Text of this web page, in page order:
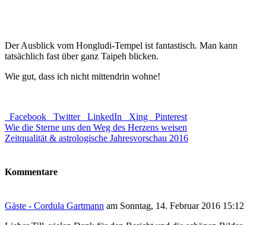
Der Ausblick vom Hongludi-Tempel ist fantastisch. Man kann
tatsächlich fast über ganz Taipeh blicken.
Wie gut, dass ich nicht mittendrin wohne!
Facebook Twitter LinkedIn Xing
Pinterest
Wie die Sterne uns den Weg des Herzens weisen
Zeitqualität & astrologische Jahresvorschau 2016
Kommentare
Gäste - Cordula Gartmann am Sonntag, 14. Februar 2016 15:12